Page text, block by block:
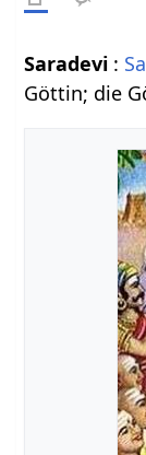
Saradevi :
Göttin; die